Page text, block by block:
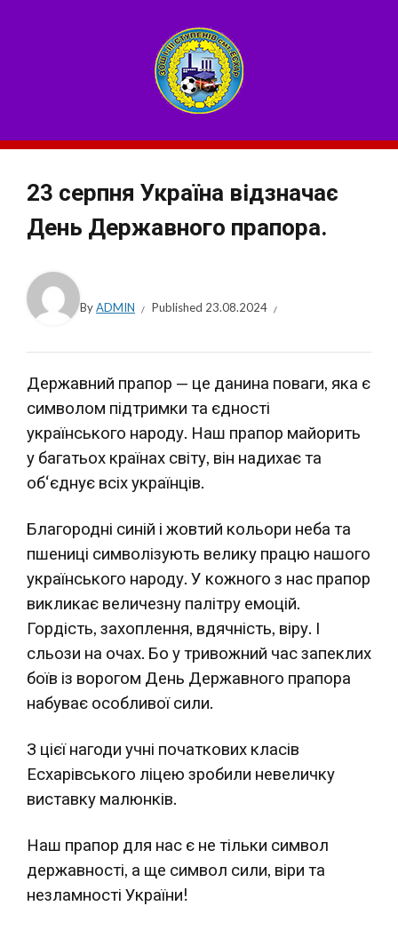
23 серпня Україна відзначає
День Державного прапора.
ByADMIN Published 23.08.2024
Державний прапор — це данина поваги, яка є
символом підтримки та єдності
українського народу. Наш прапор майорить
у багатьох країнах світу, він надихає та
об‘єднує всіх українців.
Благородні синій і жовтий кольори неба та
пшениці символізують велику працю нашого
українського народу. У кожного з нас прапор
викликає величезну палітру емоцій.
Гордість, захоплення, вдячність, віру. І
сльози на очах. Бо у тривожний час запеклих
боїв із ворогом День Державного прапора
набуває особливої сили.
З цієї нагоди учні початкових класів
Есхарівського ліцею зробили невеличку
виставку малюнків.
Наш прапор для нас є не тільки символ
державності, а ще символ сили, віри та
незламності України!